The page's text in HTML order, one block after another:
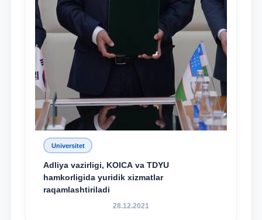
Universitet
Adliya vazirligi, KOICA va TDYU
hamkorligida yuridik xizmatlar
raqamlashtiriladi
28.12.2021